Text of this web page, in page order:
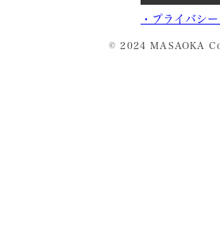
・ プライバシ
© 2024 MASAOKA